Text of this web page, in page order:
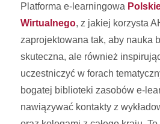
Platforma e-learningowa
Wirtualnego, z jakiej korzysta
zaprojektowana tak, aby nauka
skuteczna, ale również
uczestniczyć w forach
bogatej biblioteki zasobów e-
nawiązywać kontakty z